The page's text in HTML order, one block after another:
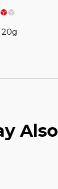
20g
Also